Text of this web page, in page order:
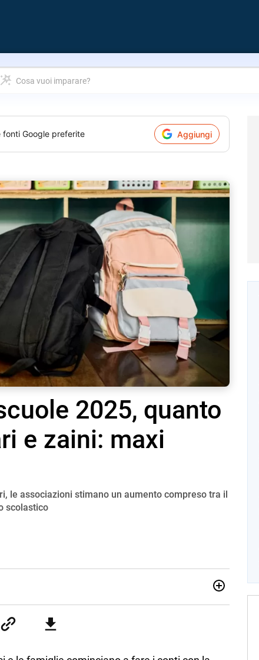
fonti Google preferite Aggiungi
2025, quanto
e zaini: maxi
le associazioni stimano un aumento compreso tra il
scolastico
testate giornalistiche online e Tv e lavora anche nell’ambito